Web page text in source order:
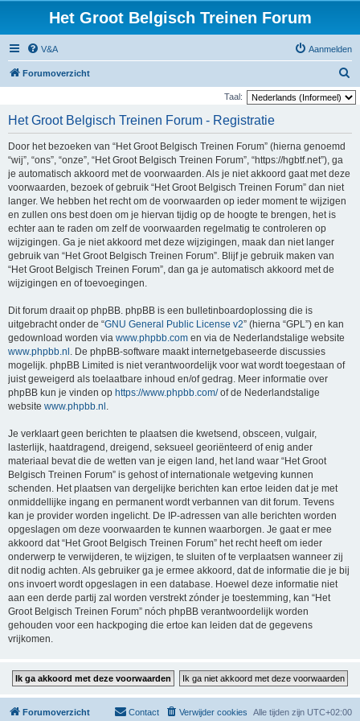
Het Groot Belgisch Treinen Forum
V&A Aanmelden
Forumoverzicht
o
Taal:
Het Groot Belgisch Treinen Forum - Registratie
Door het bezoeken van “Het Groot Belgisch Treinen Forum” (hierna genoemd
“wij”, “ons”, “onze”, “Het Groot Belgisch Treinen Forum”, “https://hgbtf.net”), ga
je automatisch akkoord met de voorwaarden. Als je niet akkoord gaat met deze
voorwaarden, bezoek of gebruik “Het Groot Belgisch Treinen Forum” dan niet
langer. We hebben het recht om de voorwaarden op ieder moment te wijzigen
en zullen ons best doen om je hiervan tijdig op de hoogte te brengen, het is
echter aan te raden om zelf de voorwaarden regelmatig te controleren op
wijzigingen. Ga je niet akkoord met deze wijzigingen, maak dan niet langer
gebruik van “Het Groot Belgisch Treinen Forum”. Blijf je gebruik maken van
“Het Groot Belgisch Treinen Forum”, dan ga je automatisch akkoord met de
wijzigingen en of toevoegingen.
Dit forum draait op phpBB. phpBB is een bulletinboardoplossing die is
uitgebracht onder de “GNU General Public License v2” (hierna “GPL”) en kan
gedownload worden via www.phpbb.com en via de Nederlandstalige website
www.phpbb.nl . De phpBB-software maakt internetgebaseerde discussies
mogelijk. phpBB Limited is niet verantwoordelijk voor wat wordt toegestaan of
juist geweigerd als toelaatbare inhoud en/of gedrag. Meer informatie over
phpBB kun je vinden op https://www.phpbb.com/of de Nederlandstalige
website www.phpbb.nl .
Je verklaart geen berichten te plaatsen die kwetsend, obsceen, vulgair,
lasterlijk, haatdragend, dreigend, seksueel georiënteerd of enig ander
materiaal bevat die de wetten van je eigen land, het land waar “Het Groot
Belgisch Treinen Forum” is gehost of internationale wetgeving kunnen
schenden. Het plaatsen van dergelijke berichten kan ertoe leiden dat je met
onmiddellijke ingang en permanent wordt verbannen van dit forum. Tevens
kan je provider worden ingelicht. De IP-adressen van alle berichten worden
opgeslagen om deze voorwaarden te kunnen waarborgen. Je gaat er mee
akkoord dat “Het Groot Belgisch Treinen Forum” het recht heeft om ieder
onderwerp te verwijderen, te wijzigen, te sluiten of te verplaatsen wanneer zij
dit nodig achten. Als gebruiker ga je ermee akkoord, dat de informatie die je bij
ons invoert wordt opgeslagen in een database. Hoewel deze informatie niet
aan een derde partij zal worden verstrekt zónder je toestemming, kan “Het
Groot Belgisch Treinen Forum” nóch phpBB verantwoordelijk worden
gehouden voor een hackpoging die ertoe kan leiden dat de gegevens
vrijkomen.
Forumoverzicht Alle tijden zijn UTC+02:00
Verwijder cookies
Contact